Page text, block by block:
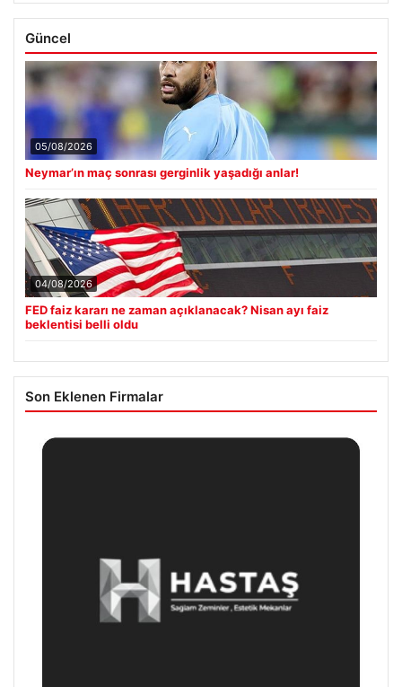
Güncel
05/08/2026
Neymar’ın maç sonrası gerginlik yaşadığı anlar!
04/08/2026
FED faiz kararı ne zaman açıklanacak? Nisan ayı faiz
beklentisi belli oldu
Son Eklenen Firmalar